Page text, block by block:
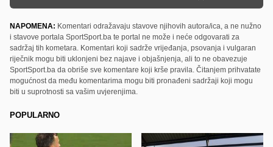
NAPOMENA: Komentari odražavaju stavove njihovih autora/ica, a ne nužno
i stavove portala SportSport.ba te portal ne može i neće odgovarati za
sadržaj tih kometara. Komentari koji sadrže vrijeđanja, psovanja i vulgaran
riječnik mogu biti uklonjeni bez najave i objašnjenja, ali to ne obavezuje
SportSport.ba da obriše sve komentare koji krše pravila. Čitanjem prihvatate
mogućnost da među komentarima mogu biti pronađeni sadržaji koji mogu
biti u suprotnosti sa vašim uvjerenjima.
POPULARNO